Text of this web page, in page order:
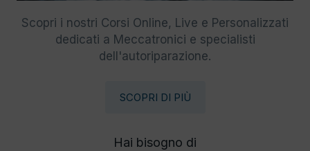
Scopri i nostri Corsi Online, Live e Personalizzati
dedicati a Meccatronici e specialisti
dell'autoriparazione.
SCOPRI DI PIÙ
Hai bisogno di